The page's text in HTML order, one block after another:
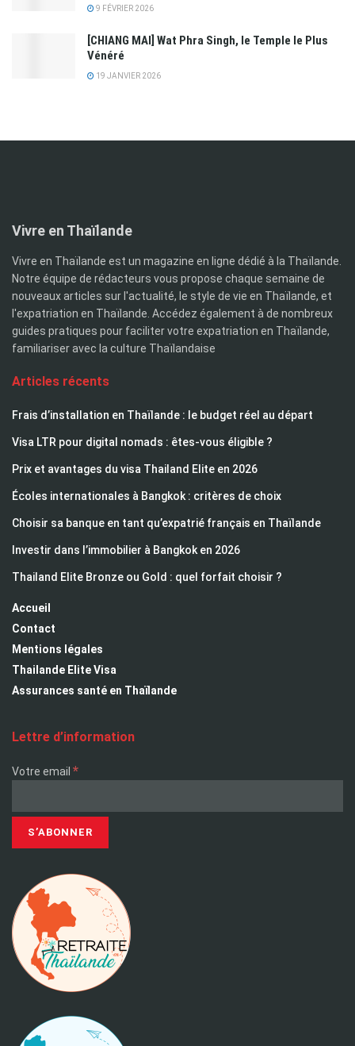
9 FÉVRIER 2026
[CHIANG MAI] Wat Phra Singh, le Temple le Plus
Vénéré
19 JANVIER 2026
Vivre en Thaïlande
Vivre en Thaïlande est un magazine en ligne dédié à la Thaïlande.
Notre équipe de rédacteurs vous propose chaque semaine de
nouveaux articles sur l'actualité, le style de vie en Thaïlande, et
l'expatriation en Thaïlande. Accédez également à de nombreux
guides pratiques pour faciliter votre expatriation en Thaïlande,
familiariser avec la culture Thaïlandaise
Articles récents
Frais d’installation en Thaïlande : le budget réel au départ
Visa LTR pour digital nomads : êtes-vous éligible ?
Prix et avantages du visa Thailand Elite en 2026
Écoles internationales à Bangkok : critères de choix
Choisir sa banque en tant qu’expatrié français en Thaïlande
Investir dans l’immobilier à Bangkok en 2026
Thailand Elite Bronze ou Gold : quel forfait choisir ?
Accueil
Contact
Mentions légales
Thailande Elite Visa
Assurances santé en Thaïlande
Lettre d’information
Votre email *